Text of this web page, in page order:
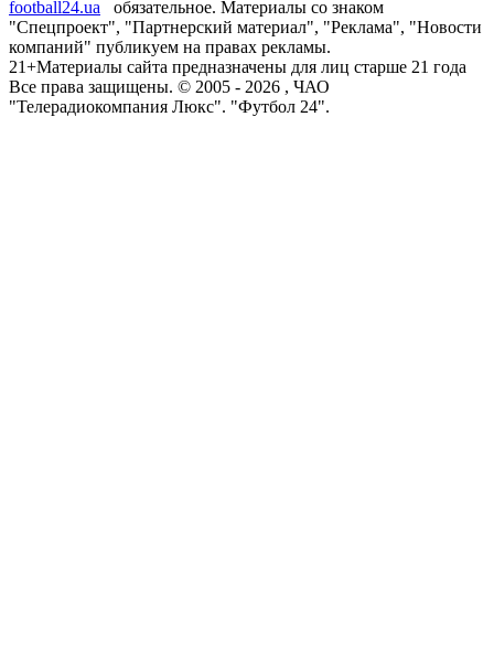
football24.ua
обязательное. Материалы со знаком
"Спецпроект", "Партнерский материал", "Реклама", "Новости
компаний" публикуем на правах рекламы.
21+Материалы сайта предназначены для лиц старше 21 года
Все права защищены. © 2005 - 2026 , ЧАО
"Телерадиокомпания Люкс". "Футбол 24".